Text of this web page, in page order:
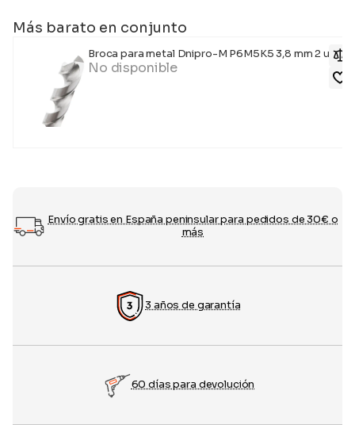
Más barato en conjunto
Broca para metal Dnipro-M P6M5K5 3,8 mm 2 uds.
No disponible
Envío gratis en España peninsular para pedidos de 30€ o
más
3 años de garantía
60 días para devolución